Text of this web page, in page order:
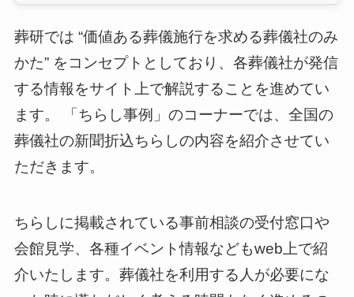
葬研では “価値ある葬儀施行を求める葬儀社のみ
かた” をコンセプトとしており、各葬儀社が発信
する情報をサイト上で解説することを進めてい
ます。 「ちらし事例」のコーナーでは、全国の
葬儀社の新聞折込ちらしの内容を紹介させてい
ただきます。
ちらしに掲載されている事前相談の受付窓口や
会館見学、各種イベント情報などもweb上で紹
介いたします。葬儀社を利用する人が必要にな